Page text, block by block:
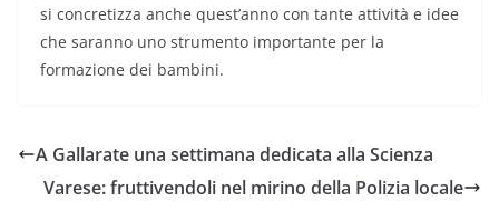
si concretizza anche quest’anno con tante attività e idee
che saranno uno strumento importante per la
formazione dei bambini.
A Gallarate una settimana dedicata alla Scienza
Varese: fruttivendoli nel mirino della Polizia locale